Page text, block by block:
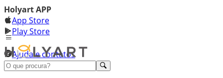
Holyart APP
App Store
Play Store
Ajuda e contatos
Conheça premium